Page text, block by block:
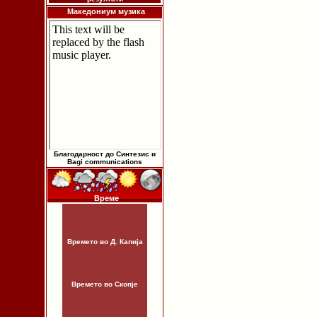
Македониум музика
Благодарност до Синтезис и
Bagi communications
Време
Времето во Д. Капија
Времето во Скопје